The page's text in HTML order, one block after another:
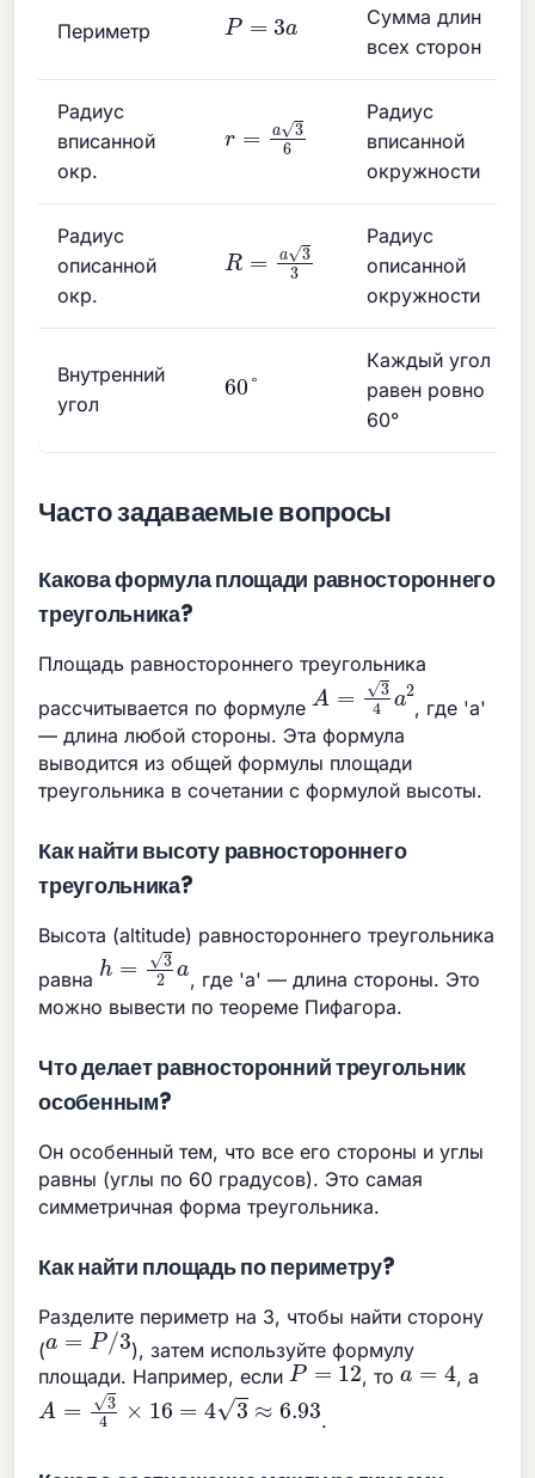
Периметр P= a
Сумма длин
всех сторон
Радиус
вписанной
окр.
Радиус
вписанной
окружности
Радиус
описанной
окр.
Радиус
описанной
окружности
Внутренний
угол
60°
Каждый угол
равен ровно
60°
Часто задаваемые вопросы
Какова формула площади равностороннего
треугольника?
Площадь равностороннего треугольника
рассчитывается по формуле
A=34a2
, где 'a'
— длина любой стороны. Эта формула
выводится из общей формулы площади
треугольника в сочетании с формулой высоты.
Как найти высоту равностороннего
треугольника?
Высота (altitude) равностороннего треугольника
равна
h =32a
, где 'a' — длина стороны. Это
можно вывести по теореме Пифагора.
Что делает равносторонний треугольник
особенным?
Он особенный тем, что все его стороны и углы
равны (углы по 60 градусов). Это самая
симметричная форма треугольника.
Как найти площадь по периметру?
Разделите периметр на 3, чтобы найти сторону
(
a=P/3
), затем используйте формулу
площади. Например, еслиP=12 , тоa , а
A=34×16 =43≈6.93
.